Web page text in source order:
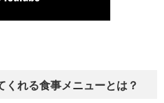
くれる食事メニューとは？